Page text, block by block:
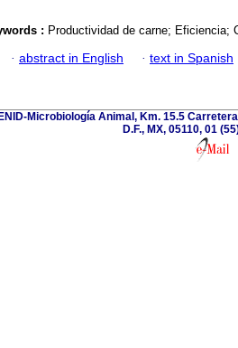
: Productividad de carne; Eficiencia;
· abstract in English · text in Spanish
Microbiología Animal, Km. 15.5
D.F., MX, 05110, 01